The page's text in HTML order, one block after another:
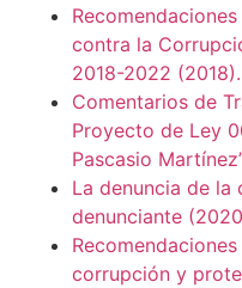
contra la
2018-2022 (2018).
Comentarios de
Proyecto de Ley
Pascasio
La denuncia de
denunciante
corrupción y